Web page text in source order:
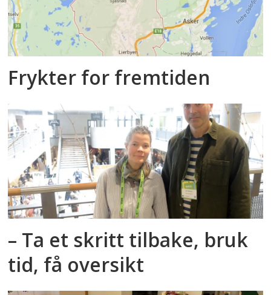
Frykter for fremtiden
– Ta et skritt tilbake, bruk
tid, få oversikt